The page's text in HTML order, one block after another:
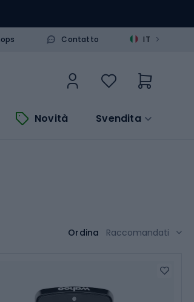
Contatto IT >
Novità Svendita
Ordina Raccomandati